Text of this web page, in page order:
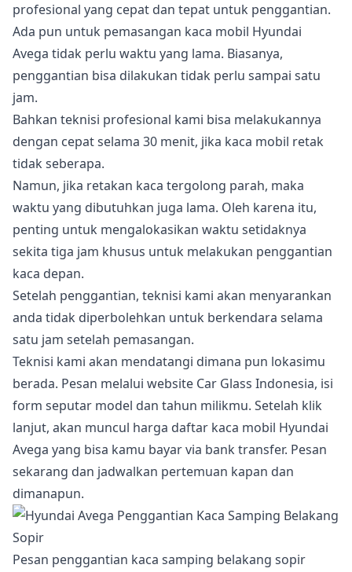
profesional yang cepat dan tepat untuk penggantian.
Ada pun untuk pemasangan kaca mobil Hyundai
Avega tidak perlu waktu yang lama. Biasanya,
penggantian bisa dilakukan tidak perlu sampai satu
jam.
Bahkan teknisi profesional kami bisa melakukannya
dengan cepat selama 30 menit, jika kaca mobil retak
tidak seberapa.
Namun, jika retakan kaca tergolong parah, maka
waktu yang dibutuhkan juga lama. Oleh karena itu,
penting untuk mengalokasikan waktu setidaknya
sekita tiga jam khusus untuk melakukan penggantian
kaca depan.
Setelah penggantian, teknisi kami akan menyarankan
anda tidak diperbolehkan untuk berkendara selama
satu jam setelah pemasangan.
Teknisi kami akan mendatangi dimana pun lokasimu
berada. Pesan melalui website Car Glass Indonesia, isi
form seputar model dan tahun milikmu. Setelah klik
lanjut, akan muncul harga daftar kaca mobil Hyundai
Avega yang bisa kamu bayar via bank transfer. Pesan
sekarang dan jadwalkan pertemuan kapan dan
dimanapun.
Pesan penggantian kaca samping belakang sopir